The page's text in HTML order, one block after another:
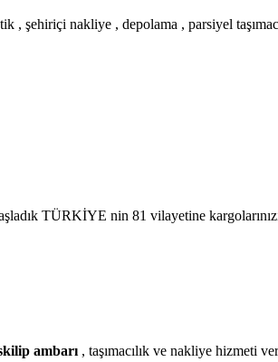
, şehiriçi nakliye , depolama , parsiyel
TÜRKİYE nin 81 vilayetine
ambarı , taşımacılık ve nakliye hizmeti